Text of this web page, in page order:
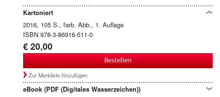
Kartoniert
2016, 105 S., farb. Abb., 1. Auflage
ISBN 978-3-86916-511-0
€ 20,00
Bestellen
Zur Merkliste hinzufügen
eBook (PDF (Digitales Wasserzeichen))